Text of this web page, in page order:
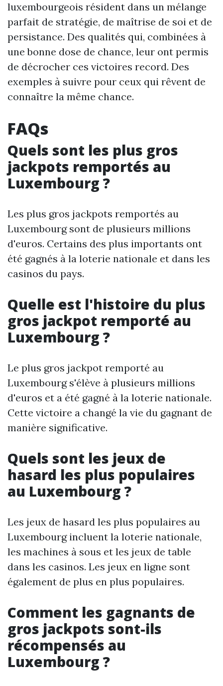
luxembourgeois résident dans un mélange
parfait de stratégie, de maîtrise de soi et de
persistance. Des qualités qui, combinées à
une bonne dose de chance, leur ont permis
de décrocher ces victoires record. Des
exemples à suivre pour ceux qui rêvent de
connaître la même chance.
FAQs
Quels sont les plus gros
jackpots remportés au
Luxembourg ?
Les plus gros jackpots remportés au
Luxembourg sont de plusieurs millions
d'euros. Certains des plus importants ont
été gagnés à la loterie nationale et dans les
casinos du pays.
Quelle est l'histoire du plus
gros jackpot remporté au
Luxembourg ?
Le plus gros jackpot remporté au
Luxembourg s'élève à plusieurs millions
d'euros et a été gagné à la loterie nationale.
Cette victoire a changé la vie du gagnant de
manière significative.
Quels sont les jeux de
hasard les plus populaires
au Luxembourg ?
Les jeux de hasard les plus populaires au
Luxembourg incluent la loterie nationale,
les machines à sous et les jeux de table
dans les casinos. Les jeux en ligne sont
également de plus en plus populaires.
Comment les gagnants de
gros jackpots sont-ils
récompensés au
Luxembourg ?